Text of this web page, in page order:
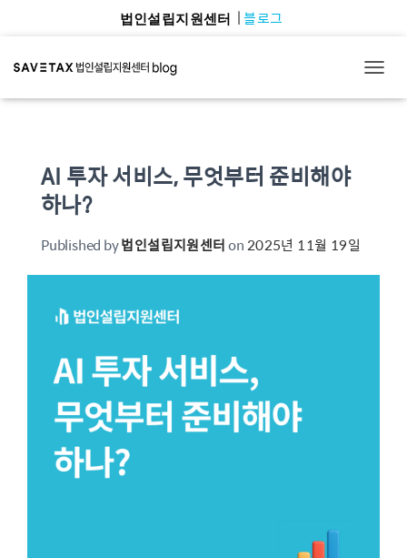
법인설립지원센터 블로그
AI 투자 서비스, 무엇부터 준비해야
하나?
Published by법인설립지원센터on2025년 11월 19일